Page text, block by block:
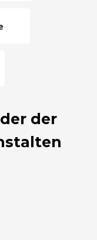
der